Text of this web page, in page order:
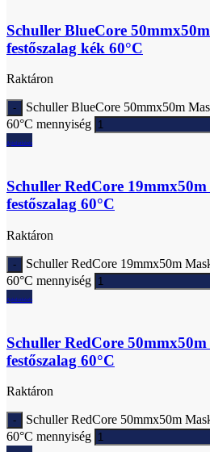
Schuller BlueCore
festőszalag kék 60°C
Raktáron
Schuller BlueCore 50mmx50m
60°C mennyiség
Ajánlatkérés
Schuller RedCore
festőszalag 60°C
Raktáron
Schuller RedCore 19mmx50m
60°C mennyiség
Ajánlatkérés
Schuller RedCore
festőszalag 60°C
Raktáron
Schuller RedCore 50mmx50m
60°C mennyiség